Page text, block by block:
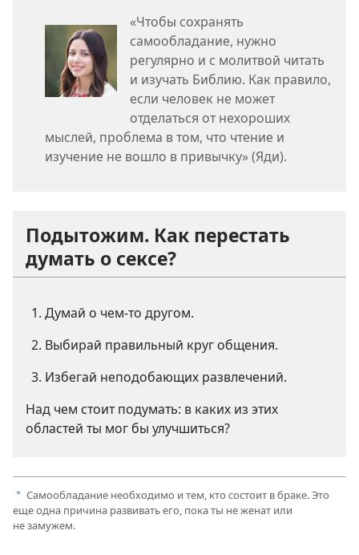
«Чтобы сохранять
самообладание, нужно
регулярно и с молитвой читать
и изучать Библию. Как правило,
если человек не может
отделаться от нехороших
мыслей, проблема в том, что чтение и
изучение не вошло в привычку» (Яди).
Подытожим. Как перестать
думать о сексе?
Думай о чем-то другом.
Выбирай правильный круг общения.
Избегай неподобающих развлечений.
Над чем стоит подумать: в каких из этих
областей ты мог бы улучшиться?
a Самообладание необходимо и тем, кто состоит в браке. Это
еще одна причина развивать его, пока ты не женат или
не замужем.